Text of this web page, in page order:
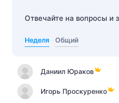
Отвечайте на вопросы и
Неделя Общий
Даниил Юраков
Игорь Проскуренко